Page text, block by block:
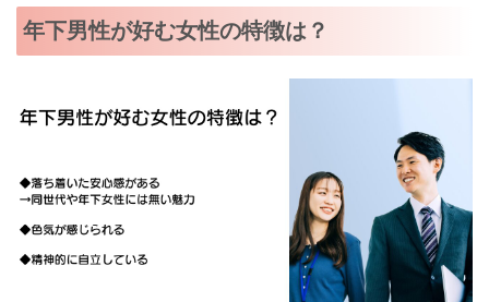
年下男性が好む女性の特徴は？